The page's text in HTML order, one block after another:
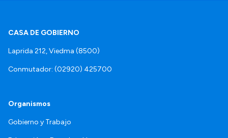
CASA DE GOBIERNO
Laprida 212, Viedma (8500)
Conmutador: (02920) 425700
Organismos
Gobierno y Trabajo